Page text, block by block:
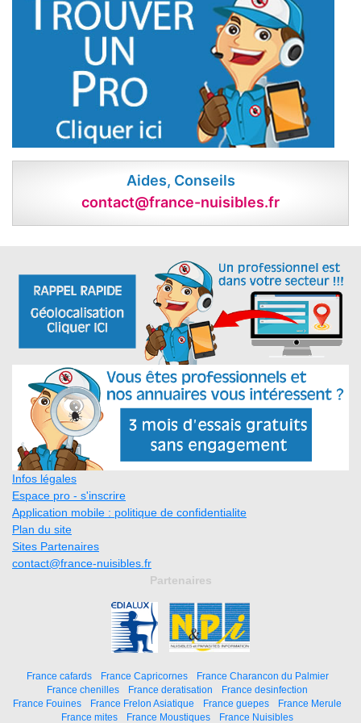
Aides, Conseils
contact@france-nuisibles.fr
Infos légales
Espace pro - s'inscrire
Application mobile : politique de confidentialite
Plan du site
Sites Partenaires
contact@france-nuisibles.fr
Partenaires
France cafards France Capricornes
France Charancon du Palmier
France chenilles
France deratisation
France desinfection
France Fouines
France Frelon Asiatique France guepes
France Merule
France mites
France Moustiques France Nuisibles